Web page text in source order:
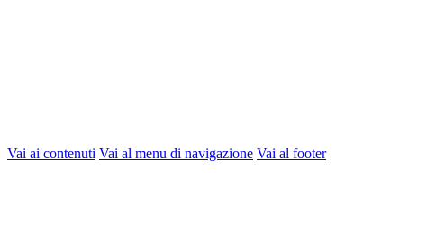
Vai ai contenuti Vai al menu di navigazione Vai al footer